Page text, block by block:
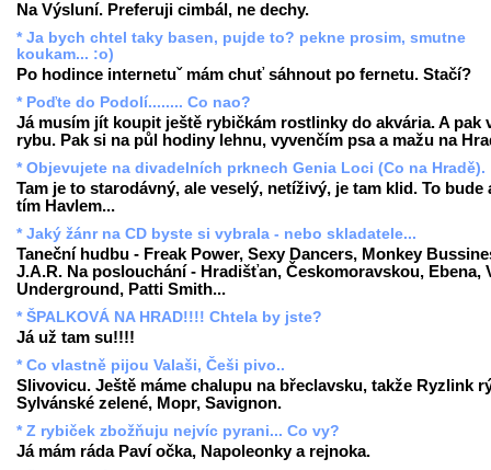
Na Výsluní. Preferuji cimbál, ne dechy.
* Ja bych chtel taky basen, pujde to? pekne prosim, smutne
koukam... :o)
Po hodince internetuˇ mám chuť sáhnout po fernetu. Stačí?
* Poďte do Podolí........ Co nao?
Já musím jít koupit ještě rybičkám rostlinky do akvária. A pak
rybu. Pak si na půl hodiny lehnu, vyvenčím psa a mažu na
* Objevujete na divadelních prknech Genia Loci (Co na Hradě).
Tam je to starodávný, ale veselý, netíživý, je tam klid. To bude
tím Havlem...
* Jaký žánr na CD byste si vybrala - nebo skladatele...
Taneční hudbu - Freak Power, Sexy Dancers, Monkey
J.A.R. Na poslouchání - Hradišťan, Českomoravskou, Ebena,
Underground, Patti Smith...
* ŠPALKOVÁ NA HRAD!!!! Chtela by jste?
Já už tam su!!!!
* Co vlastně pijou Valaši, Češi pivo..
Slivovicu. Ještě máme chalupu na břeclavsku, takže Ryzlink
Sylvánské zelené, Mopr, Savignon.
* Z rybiček zbožňuju nejvíc pyrani... Co vy?
Já mám ráda Paví očka, Napoleonky a rejnoka.